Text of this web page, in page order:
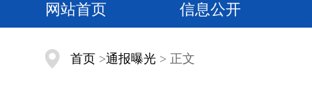
网站首页 信息公开
首页 >通报曝光 > 正文